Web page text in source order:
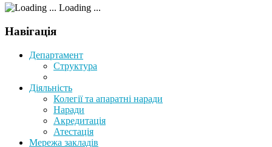
Loading ...
Навігація
Департамент
Структура
Діяльність
Колегії та апаратні наради
Наради
Акредитація
Атестація
Мережа закладів